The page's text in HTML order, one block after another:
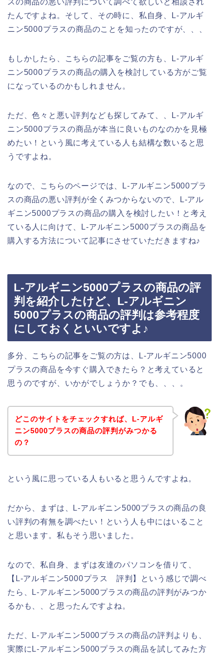
たんですよね。そして、その時に、私自身、L-アルギ
ニン5000プラスの商品のことを知ったのですが、、、
もしかしたら、こちらの記事をご覧の方も、L-アルギ
ニン5000プラスの商品の購入を検討している方がご覧
になっているのかもしれません。
ただ、色々と悪い評判なども探してみて、、L-アルギ
ニン5000プラスの商品が本当に良いものなのかを見極
めたい！という風に考えている人も結構な数いると思
うですよね。
なので、こちらのページでは、L-アルギニン5000プラ
スの商品の悪い評判が全くみつからないので、L-アル
ギニン5000プラスの商品の購入を検討したい！と考え
ている人に向けて、L-アルギニン5000プラスの商品を
購入する方法について記事にさせていただきますね♪
L-アルギニン5000プラスの商品の評
判を紹介したけど、L-アルギニン
5000プラスの商品の評判は参考程度
にしておくといいですよ♪
多分、こちらの記事をご覧の方は、L-アルギニン5000
プラスの商品を今すぐ購入できたら？と考えていると
思うのですが、いかがでしょうか？でも、、、。
どこのサイトをチェックすれば、L-アルギ
ニン5000プラスの商品の評判がみつかる
の？
という風に思っている人もいると思うんですよね。
だから、まずは、L-アルギニン5000プラスの商品の良
い評判の有無を調べたい！という人も中にはいること
と思います。私もそう思いました。
なので、私自身、まずは友達のパソコンを借りて、
【L-アルギニン5000プラス 評判】という感じで調べ
たら、L-アルギニン5000プラスの商品の評判がみつか
るかも、、と思ったんですよね。
ただ、L-アルギニン5000プラスの商品の評判よりも、
実際にL-アルギニン5000プラスの商品を試してみた方